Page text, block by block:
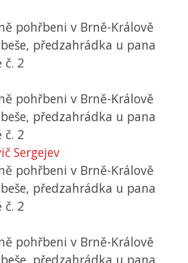
pohřbeni v Brně-Králově
předzahrádka u pana
č. 2
pohřbeni v Brně-Králově
předzahrádka u pana
č. 2
Sergejev
pohřbeni v Brně-Králově
předzahrádka u pana
č. 2
pohřbeni v Brně-Králově